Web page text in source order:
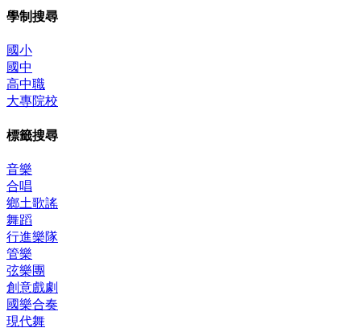
學制搜尋
國小
國中
高中職
大專院校
標籤搜尋
音樂
合唱
鄉土歌謠
舞蹈
行進樂隊
管樂
弦樂團
創意戲劇
國樂合奏
現代舞